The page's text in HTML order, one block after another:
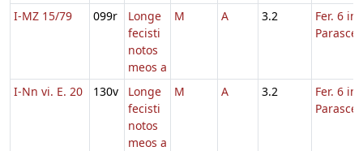
I-MZ 15/79 099r
Longe
fecisti
notos
meos a
M A 3.2
Fer. 6 in
I-Nn vi. E. 20 130v
Longe
fecisti
notos
meos a
M A 3.2
Fer. 6 in